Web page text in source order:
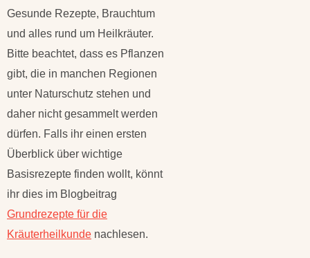
Gesunde Rezepte, Brauchtum
und alles rund um Heilkräuter.
Bitte beachtet, dass es Pflanzen
gibt, die in manchen Regionen
unter Naturschutz stehen und
daher nicht gesammelt werden
dürfen. Falls ihr einen ersten
Überblick über wichtige
Basisrezepte finden wollt, könnt
ihr dies im Blogbeitrag
Grundrezepte für die
Kräuterheilkunde nachlesen.